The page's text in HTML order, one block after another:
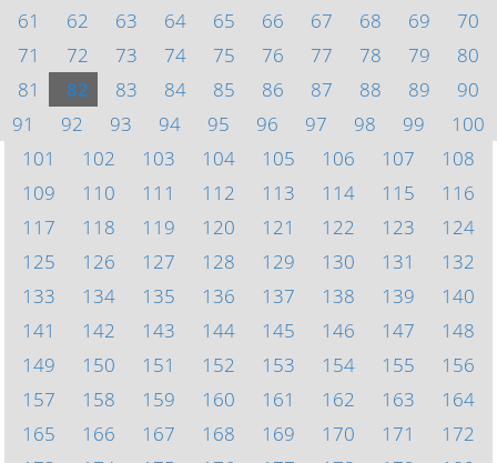
61
62 63 64 65 66 67 68 69
70
71
72 73 74 75 76 77 78 79
80
81
82 83 84 85 86 87 88 89
90
91
92 93 94 95 96 97 98 99
100
101
102 103 104 105 106 107
108
109
110 111 112 113 114 115
116
117
118 119 120 121 122 123
124
125
126 127 128 129 130 131
132
133
134 135 136 137 138 139
140
141
142 143 144 145 146 147
148
149
150 151 152 153 154 155
156
157
158 159 160 161 162 163
164
165
166 167 168 169 170 171
172